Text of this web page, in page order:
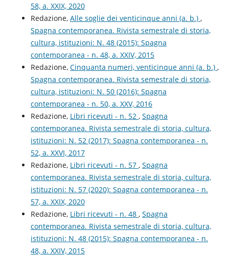
58, a. XXIX, 2020
Redazione, Alle soglie dei venticinque anni (a. b.) ,
Spagna contemporanea. Rivista semestrale di storia,
cultura, istituzioni: N. 48 (2015): Spagna
contemporanea - n. 48, a. XXIV, 2015
Redazione, Cinquanta numeri, venticinque anni (a. b.) ,
Spagna contemporanea. Rivista semestrale di storia,
cultura, istituzioni: N. 50 (2016): Spagna
contemporanea - n. 50, a. XXV, 2016
Redazione, Libri ricevuti - n. 52 , Spagna
contemporanea. Rivista semestrale di storia, cultura,
istituzioni: N. 52 (2017): Spagna contemporanea - n.
52, a. XXVI, 2017
Redazione, Libri ricevuti - n. 57 , Spagna
contemporanea. Rivista semestrale di storia, cultura,
istituzioni: N. 57 (2020): Spagna contemporanea - n.
57, a. XXIX, 2020
Redazione, Libri ricevuti - n. 48 , Spagna
contemporanea. Rivista semestrale di storia, cultura,
istituzioni: N. 48 (2015): Spagna contemporanea - n.
48, a. XXIV, 2015